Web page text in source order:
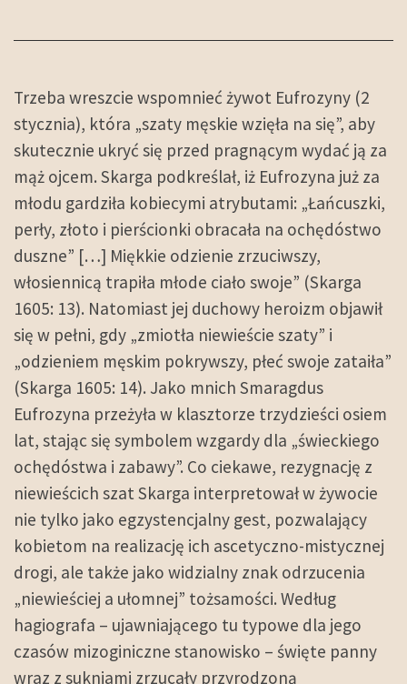
Trzeba wreszcie wspomnieć żywot Eufrozyny (2
stycznia), która „szaty męskie wzięła na się”, aby
skutecznie ukryć się przed pragnącym wydać ją za
mąż ojcem. Skarga podkreślał, iż Eufrozyna już za
młodu gardziła kobiecymi atrybutami: „Łańcuszki,
perły, złoto i pierścionki obracała na ochędóstwo
duszne” […] Miękkie odzienie zrzuciwszy,
włosiennicą trapiła młode ciało swoje” (Skarga
1605: 13). Natomiast jej duchowy heroizm objawił
się w pełni, gdy „zmiotła niewieście szaty” i
„odzieniem męskim pokrywszy, płeć swoje zataiła”
(Skarga 1605: 14). Jako mnich Smaragdus
Eufrozyna przeżyła w klasztorze trzydzieści osiem
lat, stając się symbolem wzgardy dla „świeckiego
ochędóstwa i zabawy”. Co ciekawe, rezygnację z
niewieścich szat Skarga interpretował w żywocie
nie tylko jako egzystencjalny gest, pozwalający
kobietom na realizację ich ascetyczno-mistycznej
drogi, ale także jako widzialny znak odrzucenia
„niewieściej a ułomnej” tożsamości. Według
hagiografa – ujawniającego tu typowe dla jego
czasów mizoginiczne stanowisko – święte panny
wraz z sukniami zrzucały przyrodzoną